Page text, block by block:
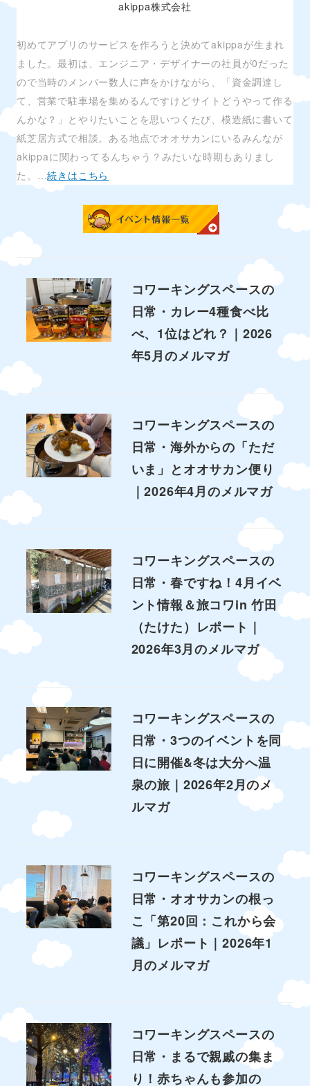
akippa株式会社
初めてアプリのサービスを作ろうと決めてakippaが生まれ
ました。最初は、エンジニア・デザイナーの社員が0だった
ので当時のメンバー数人に声をかけながら、「資金調達し
て、営業で駐車場を集めるんですけどサイトどうやって作る
んかな？」とやりたいことを思いつくたび、模造紙に書いて
紙芝居方式で相談。ある地点でオオサカンにいるみんなが
akippaに関わってるんちゃう？みたいな時期もありまし
た。…続きはこちら
コワーキングスペースの
日常・カレー4種食べ比
べ、1位はどれ？｜2026
年5月のメルマガ
コワーキングスペースの
日常・海外からの「ただ
いま」とオオサカン便り
｜2026年4月のメルマガ
コワーキングスペースの
日常・春ですね！4月イベ
ント情報＆旅コワin 竹田
（たけた）レポート｜
2026年3月のメルマガ
コワーキングスペースの
日常・3つのイベントを同
日に開催&冬は大分へ温
泉の旅｜2026年2月のメ
ルマガ
コワーキングスペースの
日常・オオサカンの根っ
こ「第20回：これから会
議」レポート｜2026年1
月のメルマガ
コワーキングスペースの
日常・まるで親戚の集ま
り！赤ちゃんも参加の